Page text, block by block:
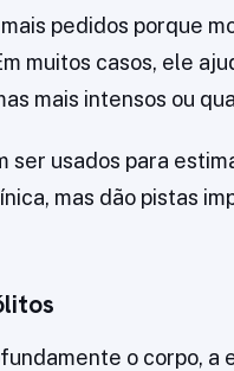
pedidos porque
muitos casos, ele
mais intensos ou
usados para
mas dão pistas
o corpo, a